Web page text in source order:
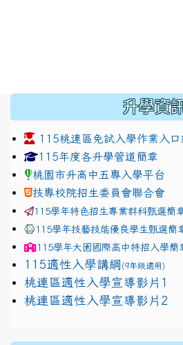
升學資
115桃連區免試入學作業入口
link to https://
115年度各升學管道簡章
桃園市升高中五專入學平台
技專校院招生委員會聯合會
115學年特色招生專業群科甄選簡
115學年技藝技能優良學生甄選簡
115學年大園國際高中特招入學簡
115適性入學講綱 (9年級適用)
link to https://
桃連區適性入學宣導影片1
link to https://
桃連區適性入學宣導影片2